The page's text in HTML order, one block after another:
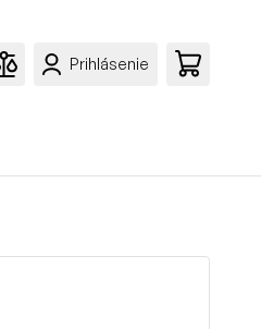
Prihlásenie